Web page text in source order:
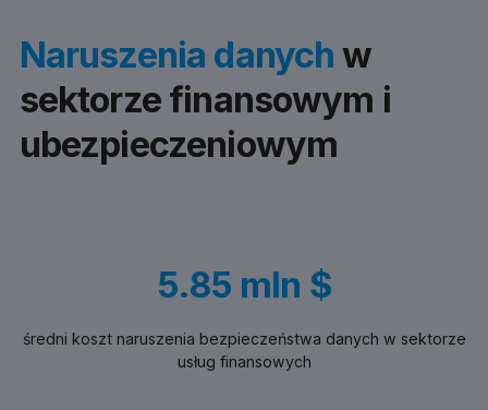
Naruszenia danych w
sektorze finansowym i
ubezpieczeniowym
5.85 mln $
średni koszt naruszenia bezpieczeństwa danych w sektorze
usług finansowych